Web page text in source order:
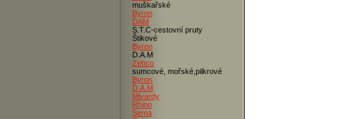
muškařské
Byron
DAM
S.T.C-cestovní pruty
Štikové
Byron
D.A.M
Zebco
sumcové, mořské,pilkrové
Byron
D.A.M
Mivardy
Rhino
Sema